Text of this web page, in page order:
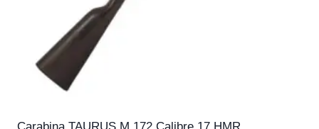
Carabina TAURUS M 172 Calibre 17 HMR